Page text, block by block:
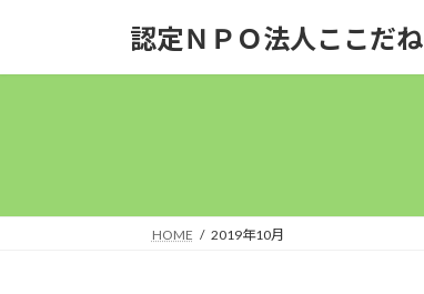
認定ＮＰＯ法人ここだね
HOME 2019年10月